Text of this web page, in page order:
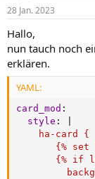
28 Jan. 2023
Hallo,
nun tauch noch
erklären.
YAML:
card_mod :
style :
    ha-card {
{% set
{% if